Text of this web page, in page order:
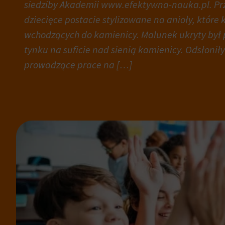
siedziby Akademii www.efektywna-nauka.pl.
dziecięce postacie stylizowane na anioły,
wchodzących do kamienicy. Malunek ukryty
tynku na suficie nad sienią kamienicy.
prowadzące prace na […]
i
zachowań
użytkowników
mogą
być
przechowywane
(np.
Google
Analytics).
Przechowywanie
reklam
Zarządza
tym,
czy
internetowe
w
celu
zapamiętania
preferencji,
danych
Istnieją
różne
typy,
w
ciasteczka
sesyjne
(tymczasowe)
i